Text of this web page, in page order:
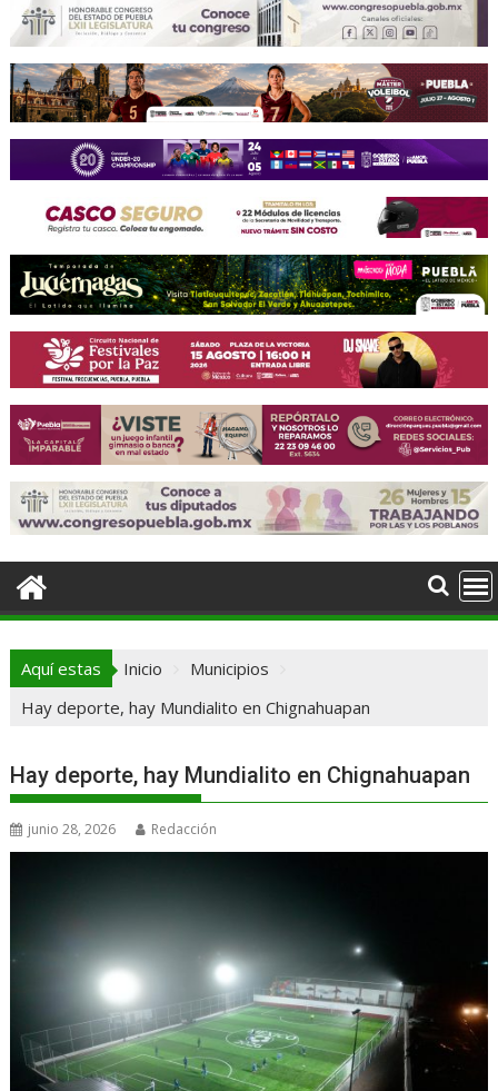
Aquí estas Inicio
Municipios
Hay deporte, hay Mundialito en Chignahuapan
Hay deporte, hay Mundialito en Chignahuapan
junio 28, 2026 Redacción